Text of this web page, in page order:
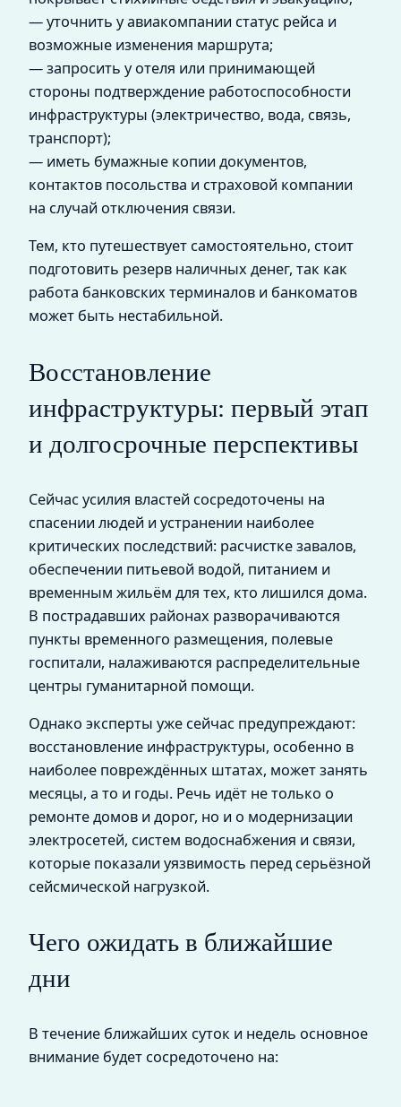
— уточнить у авиакомпании статус рейса и
возможные изменения маршрута;
— запросить у отеля или принимающей
стороны подтверждение работоспособности
инфраструктуры (электричество, вода, связь,
транспорт);
— иметь бумажные копии документов,
контактов посольства и страховой компании
на случай отключения связи.
Тем, кто путешествует самостоятельно, стоит
подготовить резерв наличных денег, так как
работа банковских терминалов и банкоматов
может быть нестабильной.
Восстановление
инфраструктуры: первый этап
и долгосрочные перспективы
Сейчас усилия властей сосредоточены на
спасении людей и устранении наиболее
критических последствий: расчистке завалов,
обеспечении питьевой водой, питанием и
временным жильём для тех, кто лишился дома.
В пострадавших районах разворачиваются
пункты временного размещения, полевые
госпитали, налаживаются распределительные
центры гуманитарной помощи.
Однако эксперты уже сейчас предупреждают:
восстановление инфраструктуры, особенно в
наиболее повреждённых штатах, может занять
месяцы, а то и годы. Речь идёт не только о
ремонте домов и дорог, но и о модернизации
электросетей, систем водоснабжения и связи,
которые показали уязвимость перед серьёзной
сейсмической нагрузкой.
Чего ожидать в ближайшие
дни
В течение ближайших суток и недель основное
внимание будет сосредоточено на: